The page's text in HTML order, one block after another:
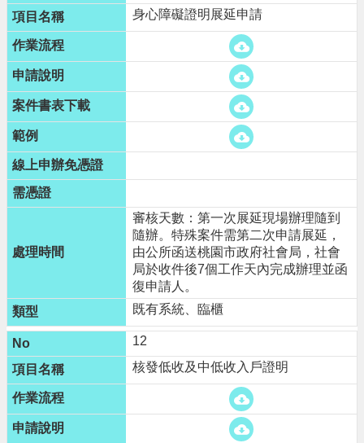
身心障礙證明展延申請
審核天數：第一次展延現場辦理隨到
隨辦。特殊案件需第二次申請展延，
由公所函送桃園市政府社會局，社會
局於收件後7個工作天內完成辦理並函
復申請人。
既有系統、臨櫃
12
核發低收及中低收入戶證明